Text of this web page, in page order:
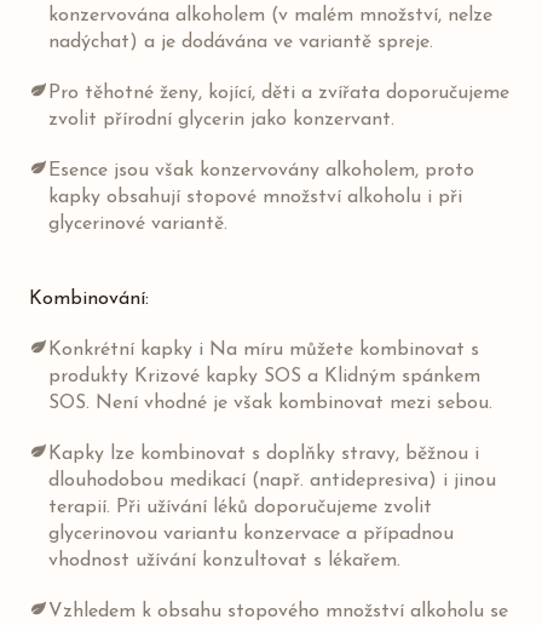
konzervována alkoholem (v malém množství, nelze
nadýchat) a je dodávána ve variantě spreje.
Pro těhotné ženy, kojící, děti a zvířata doporučujeme
zvolit přírodní glycerin jako konzervant.
Esence jsou však konzervovány alkoholem, proto
kapky obsahují stopové množství alkoholu i při
glycerinové variantě.
Kombinování:
Konkrétní kapky i Na míru můžete kombinovat s
produkty Krizové kapky SOS a Klidným spánkem
SOS. Není vhodné je však kombinovat mezi sebou.
Kapky lze kombinovat s doplňky stravy, běžnou i
dlouhodobou medikací (např. antidepresiva) i jinou
terapií. Při užívání léků doporučujeme zvolit
glycerinovou variantu konzervace a případnou
vhodnost užívání konzultovat s lékařem.
Vzhledem k obsahu stopového množství alkoholu se